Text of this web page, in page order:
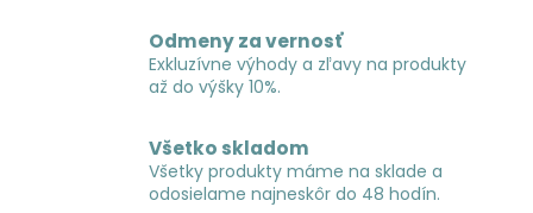
Odmeny za vernosť
Exkluzívne výhody a zľavy na produkty
až do výšky 10%.
Všetko skladom
Všetky produkty máme na sklade a
odosielame najneskôr do 48 hodín.